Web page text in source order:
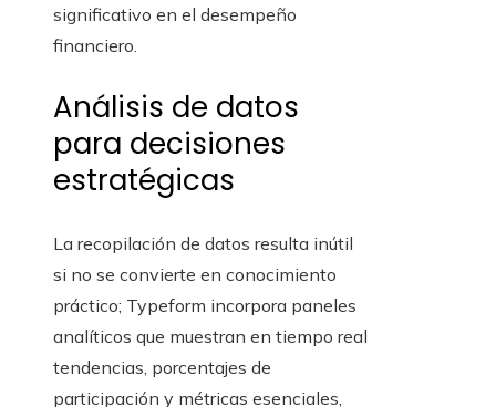
significativo en el desempeño
financiero.
Análisis de datos
para decisiones
estratégicas
La recopilación de datos resulta inútil
si no se convierte en conocimiento
práctico; Typeform incorpora paneles
analíticos que muestran en tiempo real
tendencias, porcentajes de
participación y métricas esenciales,